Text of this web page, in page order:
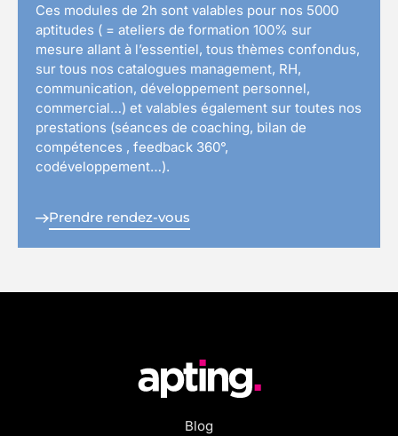
Ces modules de 2h sont valables pour nos 5000
aptitudes ( = ateliers de formation 100% sur
mesure allant à l’essentiel, tous thèmes confondus,
sur tous nos catalogues management, RH,
communication, développement personnel,
commercial…) et valables également sur toutes nos
prestations (séances de coaching, bilan de
compétences , feedback 360°,
codéveloppement…).
Prendre rendez-vous
Blog